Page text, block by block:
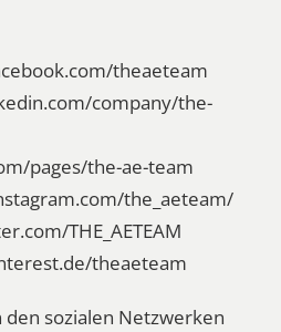
theaeteam
company/the-
pages/the-ae-team
the_aeteam/
THE_AETEAM
theaeteam
sozialen Netzwerken